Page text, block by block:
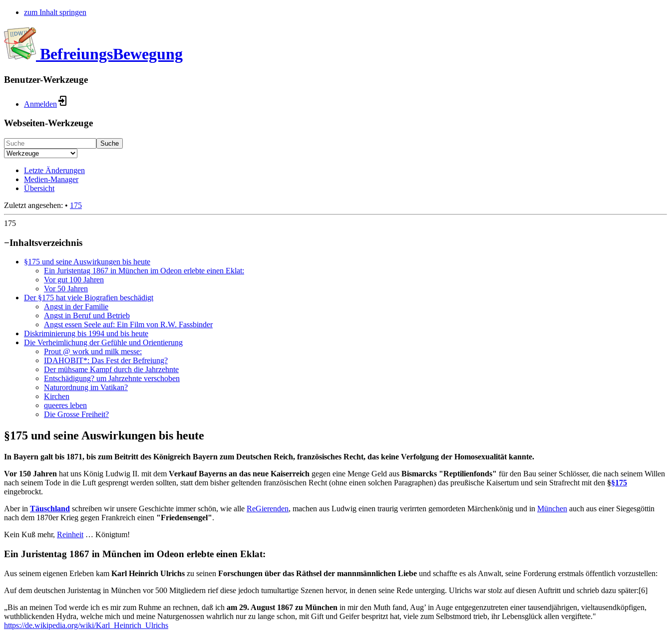
zum Inhalt springen
BefreiungsBewegung
Benutzer-Werkzeuge
Anmelden
Webseiten-Werkzeuge
Suche
Letzte Änderungen
Medien-Manager
Übersicht
Zuletzt angesehen: • 175
175
−Inhaltsverzeichnis
§175 und seine Auswirkungen bis heute
Ein Juristentag 1867 in München im Odeon erlebte einen Eklat:
Vor gut 100 Jahren
Vor 50 Jahren
Der §175 hat viele Biografien beschädigt
Angst in der Familie
Angst in Beruf und Betrieb
Angst essen Seele auf: Ein Film von R.W. Fassbinder
Diskriminierung bis 1994 und bis heute
Die Verheimlichung der Gefühle und Orientierung
Prout @ work und milk messe:
IDAHOBIT*: Das Fest der Befreiung?
Der mühsame Kampf durch die Jahrzehnte
Entschädigung? um Jahrzehnte verschoben
Naturordnung im Vatikan?
Kirchen
queeres leben
Die Grosse Freiheit?
§175 und seine Auswirkungen bis heute
In Bayern galt bis 1871, bis zum Beitritt des Königreich Bayern zum Deutschen Reich, französisches Recht, das keine Verfolgung der Homosexualität kannte.
Vor 150 Jahren hat uns König Ludwig II. mit dem Verkauf Bayerns an das neue Kaiserreich gegen eine Menge Geld aus Bismarcks "Reptilienfonds" für den Bau seiner Schlösser, die nach seinem Willen
nach seinem Tode in die Luft gesprengt werden sollten, statt dem bisher geltenden französischen Recht (ohne einen solchen Paragraphen) das preußische Kaisertum und sein Strafrecht mit den §§175
eingebrockt.
Aber in Täuschland schreiben wir unsere Geschichte immer schön, wie alle ReGierenden, machen aus Ludwig einen traurig verirrten gemordeten Märchenkönig und in München auch aus einer Siegesgöttin
nach dem 1870er Krieg gegen Frankreich einen "Friedensengel".
Kein Kuß mehr, Reinheit … Königtum!
Ein Juristentag 1867 in München im Odeon erlebte einen Eklat:
Aus seinem eigenen Erleben kam Karl Heinrich Ulrichs zu seinen Forschungen über das Räthsel der mannmännlichen Liebe und schaffte es als Anwalt, seine Forderung erstmals öffentlich vorzustellen:
Auf dem deutschen Juristentag in München vor 500 Mitgliedern rief diese jedoch tumultartige Szenen hervor, in denen seine Rede unterging. Ulrichs war stolz auf diesen Auftritt und schrieb dazu später:[6]
„Bis an meinen Tod werde ich es mir zum Ruhme an rechnen, daß ich am 29. August 1867 zu München in mir den Muth fand, Aug’ in Auge entgegenzutreten einer tausendjährigen, vieltausendköpfigen,
wuthblickenden Hydra, welche mich und meine Naturgenossen wahrlich nur zu lange schon, mit Gift und Geifer bespritzt hat, viele zum Selbstmord trieb, ihr Lebensglück allen vergiftete."
https://de.wikipedia.org/wiki/Karl_Heinrich_Ulrichs